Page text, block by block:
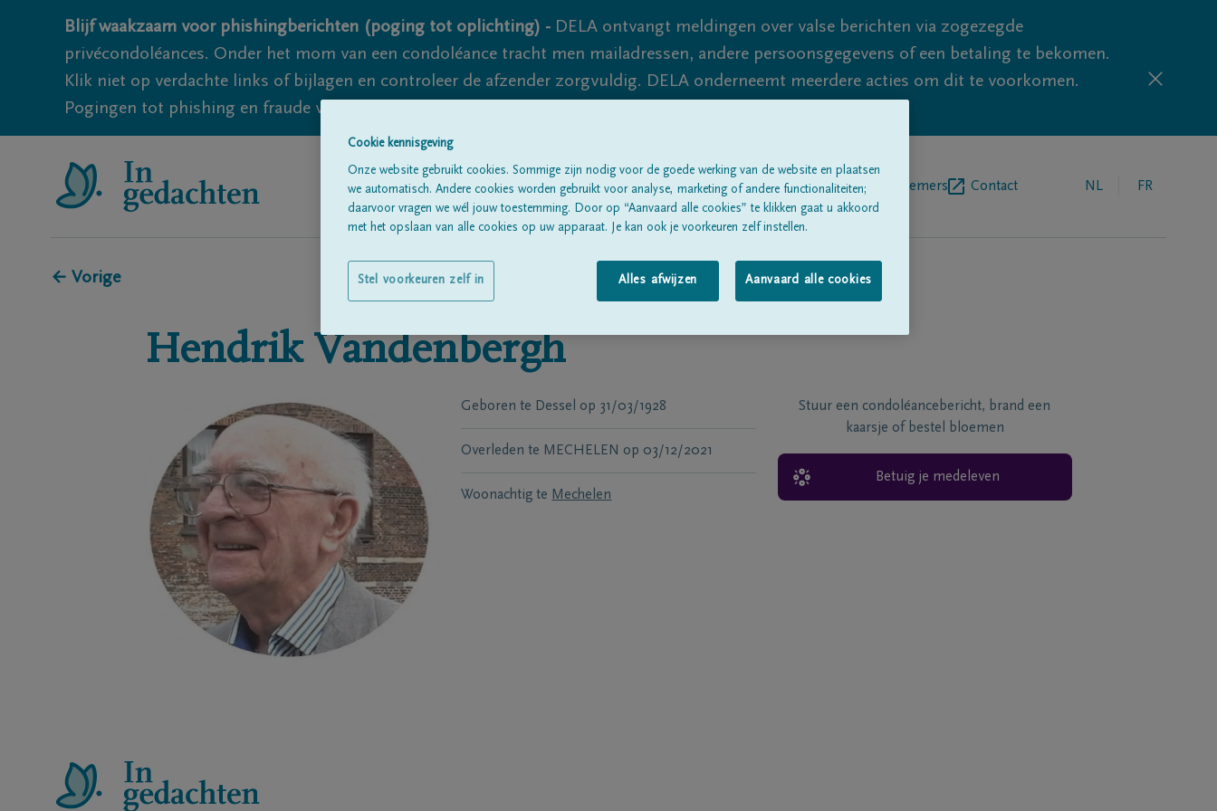
Blijf waakzaam voor phishingberichten (poging tot oplichting) - DELA ontvangt meldingen over valse berichten via zogezegde
privécondoléances. Onder het mom van een condoléance tracht men mailadressen, andere persoonsgegevens of een betaling te bekomen.
Klik niet op verdachte links of bijlagen en controleer de afzender zorgvuldig. DELA onderneemt meerdere acties om dit te voorkomen.
Pogingen tot phishing en fraude vallen echter nooit volledig uit te sluiten, dus blijf waakzaam.
Alle rouwberichtenOver onsBegrafenisondernemers Contact NL FR
← Vorige
Hendrik Vandenbergh
Geboren te Dessel op 31/03/1928
Overleden te MECHELEN op 03/12/2021
Woonachtig te Mechelen
Stuur een condoléancebericht, brand een
kaarsje of bestel bloemen
Betuig je medeleven
Cookie kennisgeving
Onze website gebruikt cookies. Sommige zijn nodig voor de goede werking van de website en plaatsen
we automatisch. Andere cookies worden gebruikt voor analyse, marketing of andere functionaliteiten;
daarvoor vragen we wél jouw toestemming. Door op “Aanvaard alle cookies” te klikken gaat u akkoord
met het opslaan van alle cookies op uw apparaat. Je kan ook je voorkeuren zelf instellen.
Alles afwijzen Aanvaard alle cookies
Stel voorkeuren zelf in